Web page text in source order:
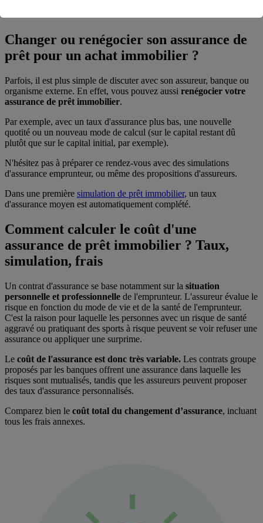
Changer ou renégocier son assurance de
prêt pour un achat immobilier ?
Parfois, il est plus simple de discuter avec son assureur, banque ou
organisme externe. En effet, vous pouvez aussi renégocier votre
assurance de prêt immobilier.
Par exemple, avec un taux d'assurance plus bas, une nouvelle
quotité ou un nouveau mode de calcul (sur le capital restant dû
plutôt que sur le capital initial, par exemple).
N'hésitez pas à préparer ce rendez-vous avec des simulations
d'assurance emprunteur, ou même des propositions d'assureurs.
Dans une première simulation de prêt immobilier, un taux
d'assurance moyen est automatiquement complété.
Comment calculer le coût d'une
assurance de prêt immobilier ? Taux,
simulation, frais
Un contrat d'assurance se base notamment sur la situation
personnelle et professionnelle de l'emprunteur. L'assureur évalue le
risque en fonction du mode de vie et de la santé de l'emprunteur.
C'est la raison pour laquelle les personnes avec un risque de santé
aggravé ou pratiquant des sports à risque peuvent se voir refuser une
assurance ou appliquer une surprime.
Le coût de l'assurance est donc très variable. Les contrats groupe
proposés par les banques offrent une assurance dans laquelle les
risques sont mutualisés, tandis que les assureurs peuvent proposer
des taux d'assurance personnalisés.
Comparez bien le coût total du changement d’assurance, incluant
tous les frais annexes.